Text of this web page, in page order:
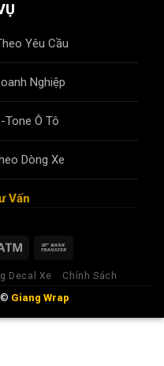
Yêu Cầu
Nghiệp
Tone Ô Tô
Dòng Xe
Vấn
Decal Xe Chính Sách
© Giang Wrap